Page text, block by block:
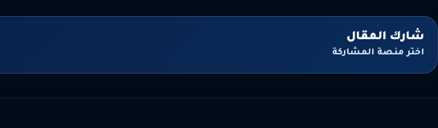
شارك المقال
اختر منصة المشاركة